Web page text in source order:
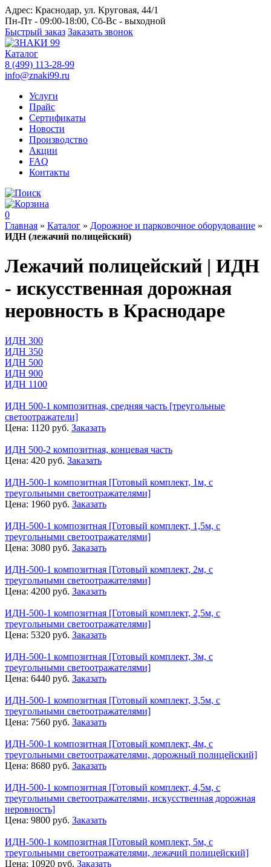
Адрес: Краснодар, ул. Круговая, 44/1
Пн-Пт - 09:00-18:00, Сб-Вс - выходной
Быстрый заказ Заказать звонок
Каталог
8 (499) 113-28-99
info@znaki99.ru
Услуги
Прайс
Сертификаты
Новости
Производство
Акции
FAQ
Контакты
0
Главная » Каталог » Дорожное и парковочное оборудование »
ИДН (лежачий полицейский)
Лежачий полицейский | ИДН
- искусственная дорожная
неровность в Краснодаре
ИДН 300
ИДН 350
ИДН 500
ИДН 900
ИДН 1100
ИДН 500-1 композитная, средняя часть [треугольные
светоотражатели]
Цена: 1120 руб. Заказать
ИДН 500-2 композитная, концевая часть
Цена: 420 руб. Заказать
ИДН-500-1 композитная [Готовый комплект, 1м, с
треугольными светоотражателями]
Цена: 1960 руб. Заказать
ИДН-500-1 композитная [Готовый комплект, 1,5м, с
треугольными светоотражателями]
Цена: 3080 руб. Заказать
ИДН-500-1 композитная [Готовый комплект, 2м, с
треугольными светоотражателями]
Цена: 4200 руб. Заказать
ИДН-500-1 композитная [Готовый комплект, 2,5м, с
треугольными светоотражателями]
Цена: 5320 руб. Заказать
ИДН-500-1 композитная [Готовый комплект, 3м, с
треугольными светоотражателями]
Цена: 6440 руб. Заказать
ИДН-500-1 композитная [Готовый комплект, 3,5м, с
треугольными светоотражателями]
Цена: 7560 руб. Заказать
ИДН-500-1 композитная [Готовый комплект, 4м, с
треугольными светоотражателями, дорожный полицейский]
Цена: 8680 руб. Заказать
ИДН-500-1 композитная [Готовый комплект, 4,5м, с
треугольными светоотражателями, искусственная дорожная
неровность]
Цена: 9800 руб. Заказать
ИДН-500-1 композитная [Готовый комплект, 5м, с
треугольными светоотражателями, лежачий полицейский]
Цена: 10920 руб. Заказать